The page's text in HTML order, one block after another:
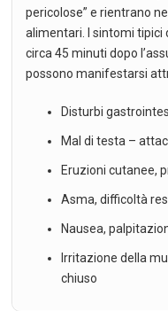
pericolose” e rientrano
alimentari. I sintomi
circa 45 minuti dopo
possono manifestarsi
Disturbi
Mal di testa –
Eruzioni cutanee,
Asma, difficoltà
Nausea,
Irritazione della
chiuso